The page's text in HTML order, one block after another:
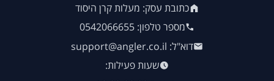
כתובת עסק: מעלות קרן היסוד
מספר טלפון: 0542066655
דוא"ל: support@angler.co.il
שעות פעילות: